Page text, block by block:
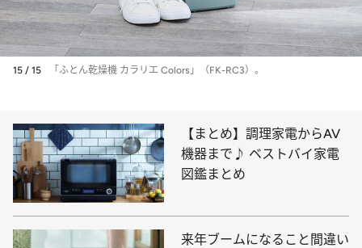
15 / 15 「ふとん乾燥機 カラリエ Colors」（FK-RC3）。
【まとめ】調理家電からAV
機器まで♪ ベストバイ家電
図鑑まとめ
来年ブームになること間違い